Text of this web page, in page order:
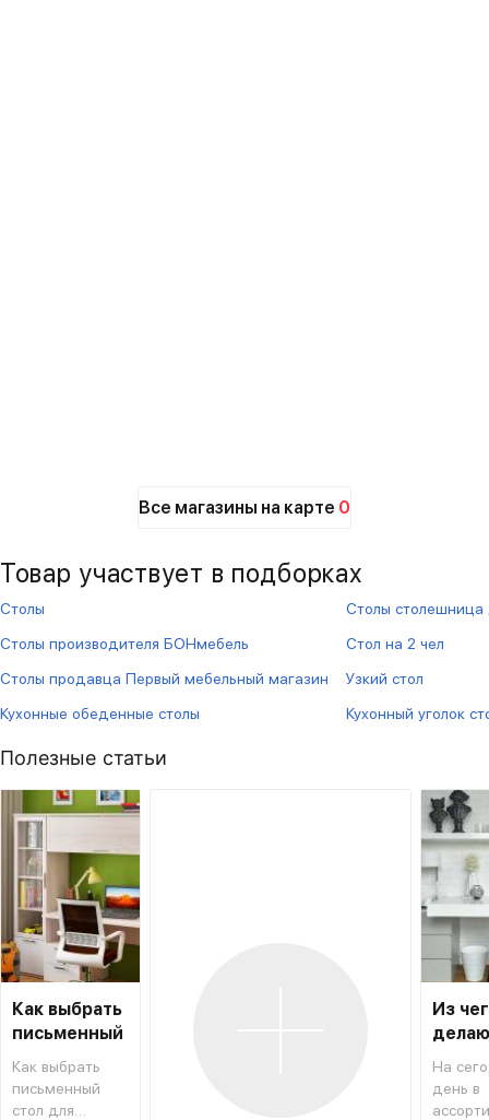
Все магазины на карте 0
Товар участвует в подборках
Столы
Столы производителя БОНмебель
Столы продавца Первый мебельный магазин
Кухонные обеденные столы
Столы
Стол на 2 чел
Узкий стол
Кухонный уголок
Полезные статьи
Как выбрать
письменный
стол для
школьника
Как выбрать
письменный
стол для
Из
столы
На
день в